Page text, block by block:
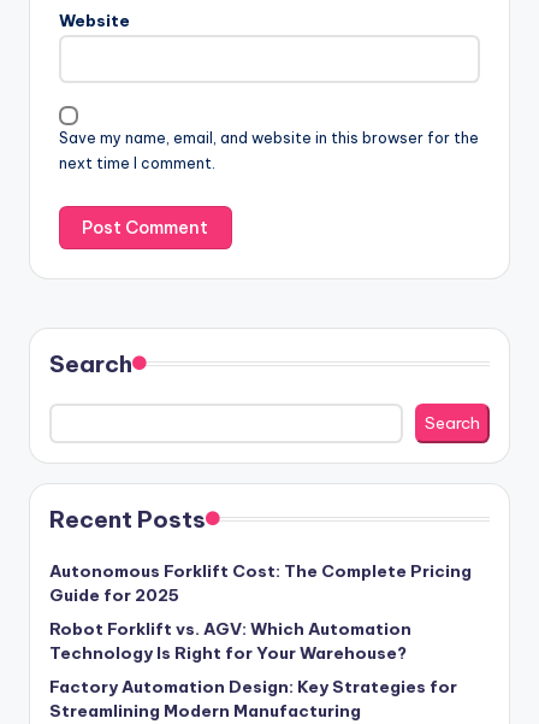
Website
Save my name, email, and website in this browser for the
next time I comment.
Search
Search
Recent Posts
Autonomous Forklift Cost: The Complete Pricing
Guide for 2025
Robot Forklift vs. AGV: Which Automation
Technology Is Right for Your Warehouse?
Factory Automation Design: Key Strategies for
Streamlining Modern Manufacturing